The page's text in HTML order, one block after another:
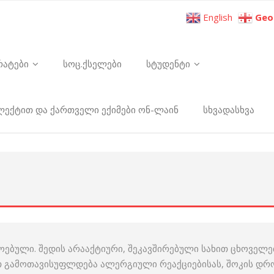
სოც.ქსელები სტუდენტი
და ქართველი ექიმები ონ-ლაინ სხვადასხვა
შედის არააქტიური, შეკავშირებული სახით
ალერგიული რეაქციებისას, შოკის
English